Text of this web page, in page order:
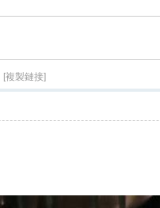
[複製鏈接]